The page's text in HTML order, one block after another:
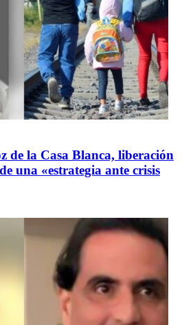
de la Casa Blanca, liberación
una «estrategia ante crisis